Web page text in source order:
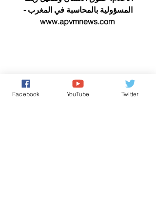
المسؤولية بالمحاسبة في المغرب -
www.apvmnews.com
Facebook YouTube Twitter